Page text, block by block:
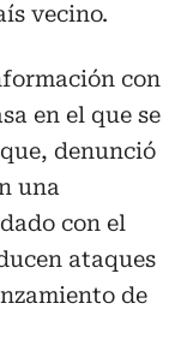
vecino.
con
en el que se
denunció
una
con el
ataques
de